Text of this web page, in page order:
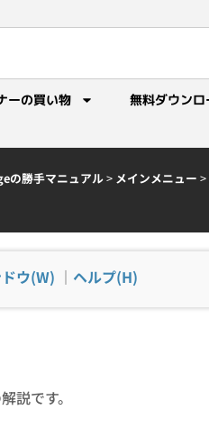
ーの買い物 無料ダウンロ
の勝手マニュアル> メインメニュー >
ウ(W) ｜ ヘルプ(H)
です。